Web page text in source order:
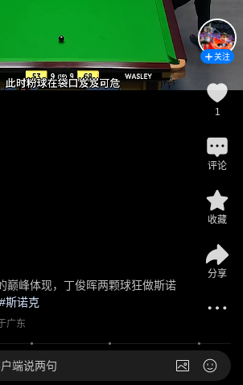
巅峰体现，丁俊晖两颗球狂做斯诺
#斯诺克
广东
关注
1
评论
收藏
分享
端说两句